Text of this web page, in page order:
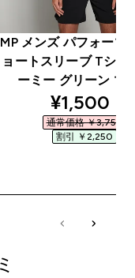
MP メンズ パフォーマ
ョートスリーブ Tシャ
ーミー グリーン マ
¥1,500‎
通常価格 ￥3,750‎
割引 ￥2,250‎